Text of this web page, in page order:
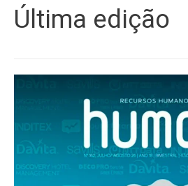
Última edição